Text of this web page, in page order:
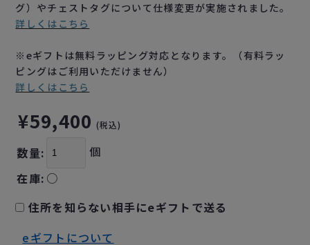
グ）やチェストタグについて仕様変更が実施されました。
詳しくはこちら
※eギフトは無料ラッピング対応となります。（有料ラッ
ピングはご利用いただけません）
詳しくはこちら
¥59,400 (税込)
数量:
個
在庫: ○
住所を知らない相手にeギフトで送る
eギフトについて